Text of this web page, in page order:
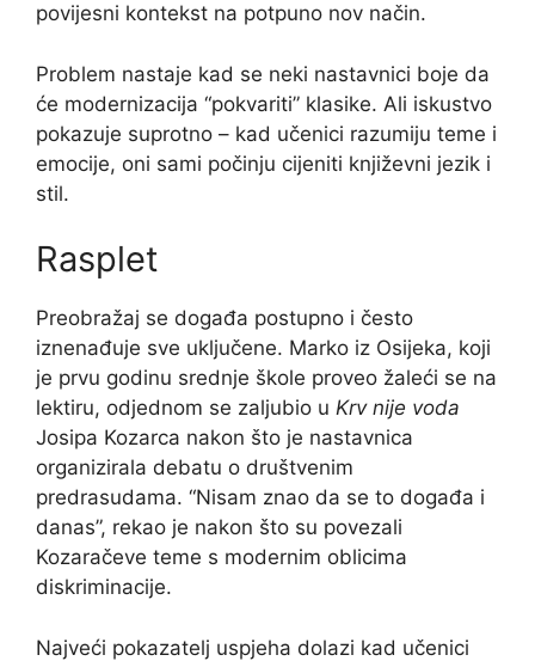
povijesni kontekst na potpuno nov način.
Problem nastaje kad se neki nastavnici boje da
će modernizacija “pokvariti” klasike. Ali iskustvo
pokazuje suprotno – kad učenici razumiju teme i
emocije, oni sami počinju cijeniti književni jezik i
stil.
Rasplet
Preobražaj se događa postupno i često
iznenađuje sve uključene. Marko iz Osijeka, koji
je prvu godinu srednje škole proveo žaleći se na
lektiru, odjednom se zaljubio u Krv nije voda
Josipa Kozarca nakon što je nastavnica
organizirala debatu o društvenim
predrasudama. “Nisam znao da se to događa i
danas”, rekao je nakon što su povezali
Kozaračeve teme s modernim oblicima
diskriminacije.
Najveći pokazatelj uspjeha dolazi kad učenici